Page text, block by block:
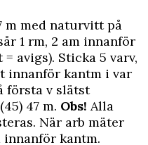
m med naturvitt på
1 rm, 2 am innanför
avigs). Sticka 5 varv,
innanför kantm i var
första v slätst
47 m. Obs! Alla
När arb mäter
innanför kantm.